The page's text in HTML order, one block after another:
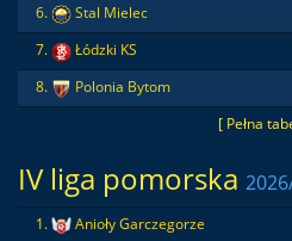
[ Pełna
6.
Stal Mielec
7.
Łódzki KS
8.
Polonia Bytom
IV liga pomorska
1. Anioły Garczegorze